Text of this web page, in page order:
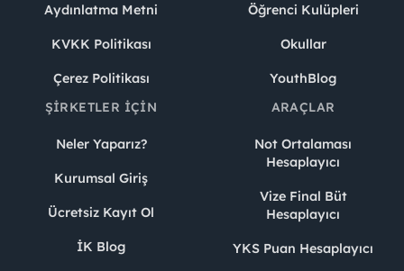
Aydınlatma Metni
KVKK Politikası
Çerez Politikası
Öğrenci Kulüpleri
Okullar
YouthBlog
ŞIRKETLER İÇIN
Neler Yaparız?
Kurumsal Giriş
Ücretsiz Kayıt Ol
İK Blog
ARAÇLAR
Not Ortalaması
Hesaplayıcı
Vize Final Büt
Hesaplayıcı
YKS Puan Hesaplayıcı